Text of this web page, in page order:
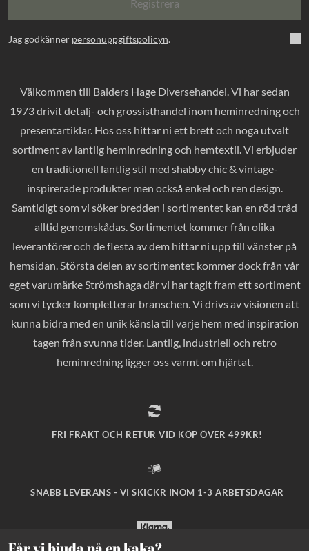
Registrera
Jag godkänner personuppgiftspolicyn.
Välkommen till Balders Hage Diversehandel. Vi har sedan
1973 drivit detalj- och grossisthandel inom heminredning och
presentartiklar. Hos oss hittar ni ett brett och noga utvalt
sortiment av lantlig heminredning och hemtextil. Vi erbjuder
en traditionell lantlig stil med shabby chic & vintage-
inspirerade produkter men också enkel och ren design.
Samtidigt som vi söker bredden i sortimentet kan en röd tråd
alltid genomskådas. Sortimentet kommer från olika
leverantörer och de flesta av dem hittar ni upp till vänster på
hemsidan. Största delen av sortimentet kommer dock från vår
eget varumärke Strömshaga där vi har tagit fram ett sortiment
som vi tycker kompletterar branschen. Vi drivs av visionen att
kunna bidra med en unik känsla till varje hem med inspiration
tagen från svunna tider. Lantlig, industriell och retro
heminredning ligger oss varmt om hjärtat.
FRI FRAKT OCH RETUR VID KÖP ÖVER 499KR!
SNABB LEVERANS - VI SKICKR INOM 1-3 ARBETSDAGAR